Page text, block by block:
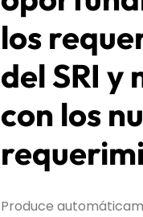
los
del SRI y
con los
Produce